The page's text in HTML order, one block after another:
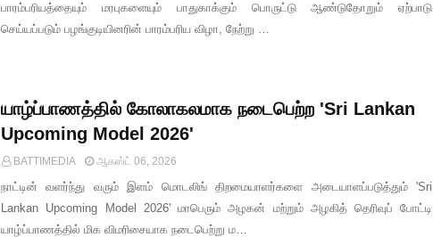
பாரம்பரியத்தையும் மரபுகளையும் பாதுகாக்கும் பொருட்டு ஆண்டுதோறும் ஏற்பாடு
செய்யப்படும் பழங்குடியினரின் பாரம்பரிய விழா, நேற்று …
யாழ்ப்பாணத்தில் கோலாகலமாக நடைபெற்ற 'Sri Lankan
Upcoming Model 2026'
BATTIMEDIA ஆகஸ்ட் 06, 2026
நாட்டின் வளர்ந்து வரும் இளம் மொடலிங் திறமையாளர்களை அடையாளப்படுத்தும் 'Sri
Lankan Upcoming Model 2026' மாபெரும் அழகன் மற்றும் அழகித் தெரிவுப் போட்டி
யாழ்ப்பாணத்தில் மிக விமரிசையாக நடைபெற்று ம…